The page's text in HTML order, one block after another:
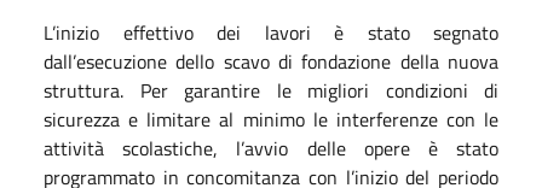
L’inizio effettivo dei lavori è stato segnato
dall’esecuzione dello scavo di fondazione della nuova
struttura. Per garantire le migliori condizioni di
sicurezza e limitare al minimo le interferenze con le
attività scolastiche, l’avvio delle opere è stato
programmato in concomitanza con l’inizio del periodo